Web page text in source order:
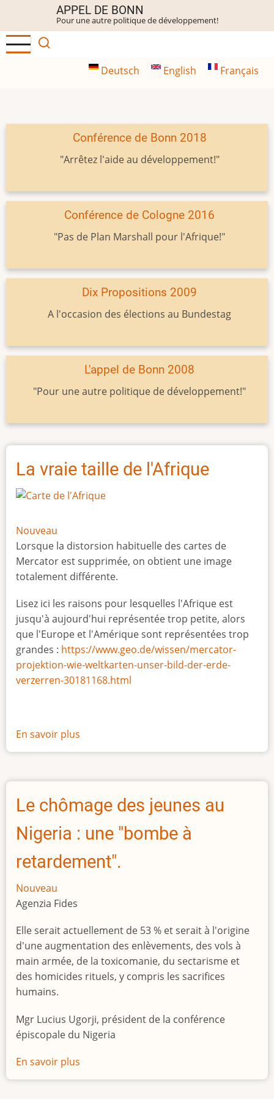
contenu
principal
APPEL DE BONN
Pour une autre politique de développement!
Deutsch English Français
Conférence de Bonn 2018
"Arrêtez l'aide au développement!"
Conférence de Cologne 2016
"Pas de Plan Marshall pour l'Afrique!"
Dix Propositions 2009
A l'occasion des élections au Bundestag
L'appel de Bonn 2008
"Pour une autre politique de développement!"
La vraie taille de l'Afrique
Nouveau
Lorsque la distorsion habituelle des cartes de
Mercator est supprimée, on obtient une image
totalement différente.
Lisez ici les raisons pour lesquelles l'Afrique est
jusqu'à aujourd'hui représentée trop petite, alors
que l'Europe et l'Amérique sont représentées trop
grandes : https://www.geo.de/wissen/mercator-
projektion-wie-weltkarten-unser-bild-der-erde-
verzerren-30181168.html
En savoir plus
La
taille
l'Afrique
Le chômage des jeunes au
Nigeria : une "bombe à
retardement".
Nouveau
Agenzia Fides
Elle serait actuellement de 53 % et serait à l'origine
d'une augmentation des enlèvements, des vols à
main armée, de la toxicomanie, du sectarisme et
des homicides rituels, y compris les sacrifices
humains.
Mgr Lucius Ugorji, président de la conférence
épiscopale du Nigeria
En savoir plus
Le